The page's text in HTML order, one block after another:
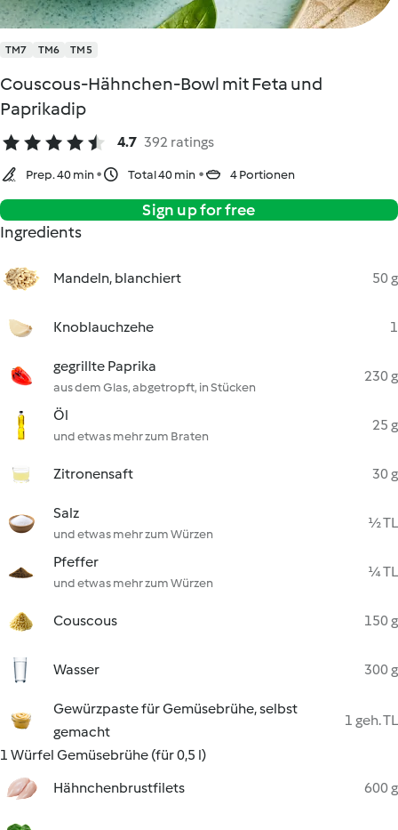
TM7 TM6 TM5
Couscous-Hähnchen-Bowl mit Feta und
Paprikadip
4.7 392 ratings
Prep. 40 min Total 40 min 4 Portionen
Sign up for free
Ingredients
Mandeln, blanchiert 50 g
Knoblauchzehe 1
gegrillte Paprika
aus dem Glas, abgetropft, in Stücken
230 g
Öl
und etwas mehr zum Braten
25 g
Zitronensaft 30 g
Salz
und etwas mehr zum Würzen
½ TL
Pfeffer
und etwas mehr zum Würzen
¼ TL
Couscous 150 g
Wasser 300 g
Gewürzpaste für Gemüsebrühe, selbst
gemacht
1 geh. TL
1 Würfel Gemüsebrühe (für 0,5 l)
Hähnchenbrustfilets
600 g